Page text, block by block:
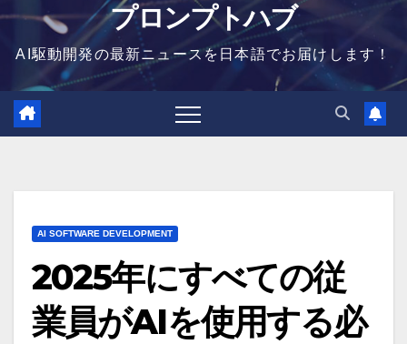
プロンプトハブ
AI駆動開発の最新ニュースを日本語でお届けします！
AI SOFTWARE DEVELOPMENT
2025年にすべての従
業員がAIを使用する必